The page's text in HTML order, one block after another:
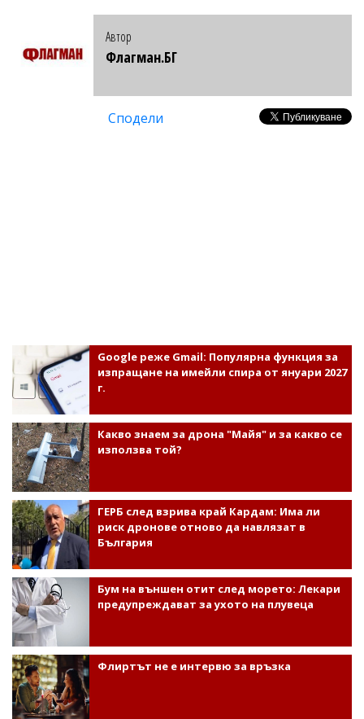
Автор
Флагман.БГ
Сподели
Google реже Gmail: Популярна функция за
изпращане на имейли спира от януари 2027
г.
Какво знаем за дрона "Майя" и за какво се
използва той?
ГЕРБ след взрива край Кардам: Има ли
риск дронове отново да навлязат в
България
Бум на външен отит след морето: Лекари
предупреждават за ухото на плувеца
Флиртът не е интервю за връзка